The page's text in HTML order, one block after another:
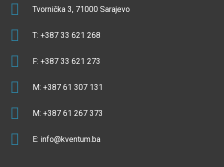
Tvornička 3, 71000 Sarajevo
T: +387 33 621 268
F: +387 33 621 273
M: +387 61 307 131
M: +387 61 267 373
E: info@kventum.ba